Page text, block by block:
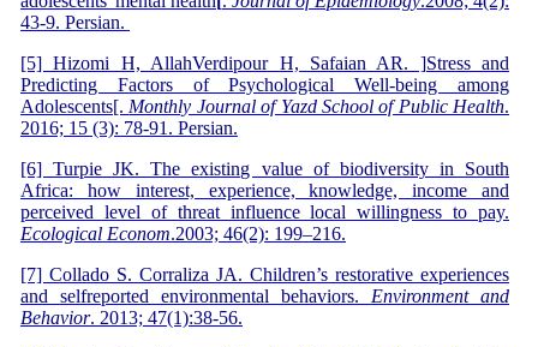
43-9. Persian.
[5] Hizomi H, AllahVerdipour H, Safaian AR. ]Stress and
Predicting Factors of Psychological Well-being among
Adolescents[. Monthly Journal of Yazd School of Public Health.
2016; 15 (3): 78-91. Persian.
[6] Turpie JK. The existing value of biodiversity in South
Africa: how interest, experience, knowledge, income and
perceived level of threat influence local willingness to pay.
Ecological Econom.2003; 46(2): 199–216.
[7] Collado S. Corraliza JA. Children’s restorative experiences
and selfreported environmental behaviors. Environment and
Behavior. 2013; 47(1):38-56.